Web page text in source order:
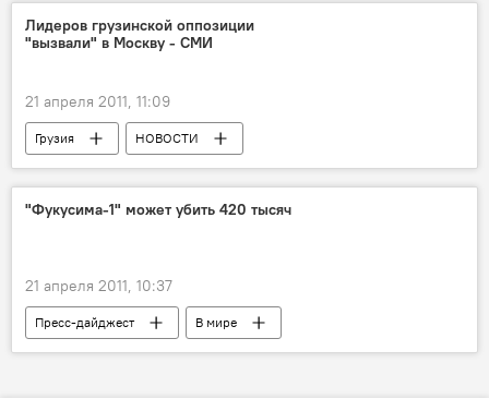
Лидеров грузинской оппозиции
"вызвали" в Москву - СМИ
21 апреля 2011, 11:09
Грузия НОВОСТИ
"Фукусима-1" может убить 420 тысяч
21 апреля 2011, 10:37
Пресс-дайджест
В мире
НОВОСТИ